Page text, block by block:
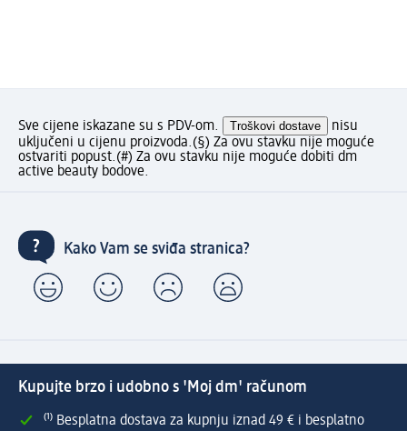
Sve cijene iskazane su s PDV-om. Troškovi dostave
nisu
uključeni u cijenu proizvoda.(§) Za ovu stavku nije moguće
ostvariti popust.(#) Za ovu stavku nije moguće dobiti dm
active beauty bodove.
Kako Vam se sviđa stranica?
Kupujte brzo i udobno s 'Moj dm' računom
⁽¹⁾ Besplatna dostava za kupnju iznad 49 € i besplatno